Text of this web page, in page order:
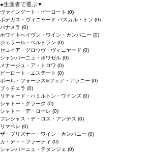
●生産者で選ぶ▼
ヴァイングート・ピーロート (0)
ボデガス・ヴィニャード パスカル・トソ (0)
パナメラ (0)
ホワイトへイヴン・ワイン・カンパニー (0)
ジェラール・ベルトラン (0)
セコイア・グロウヴ・ヴィニヤード (0)
シャンパーニュ・ボワゼル (0)
メナージュ・ア・トロワ (0)
ピーロート・エステート (0)
ボール・フォーラス&フェア・アラニー (0)
ブッチェラ (0)
リチャード・ハミルトン・ワインズ (0)
シャトー・クラーク (0)
シャトー・デ・ローレ (0)
フレシャス・デ・ロス・アンデス (0)
リマペレ (0)
ザ・プリズナー・ワイン・カンパニー (0)
カ・ディ・フラーティ (0)
シャンパーニュ・テタンジェ (0)